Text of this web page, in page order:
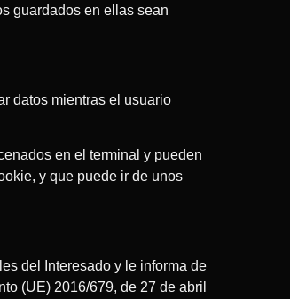
guardados en ellas sean
datos mientras el usuario
en el terminal y pueden
y que puede ir de unos
del Interesado y le informa de
(UE) 2016/679, de 27 de abril